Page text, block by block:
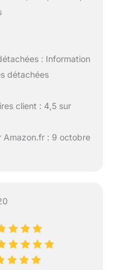
: Information
détachées
client : 4,5 sur
Amazon.fr : 9 octobre